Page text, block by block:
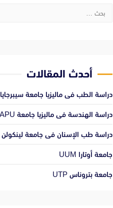
البحث
أحدث المقالات
دراسة الطب فى ماليزيا جامعة سيبرجايا
دراسة الهندسة فى ماليزيا جامعة APU
دراسة طب الإسنان فى جامعة لينكولن
جامعة أوتارا UUM
جامعة بتروناس UTP